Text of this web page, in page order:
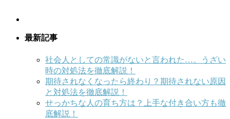
最新記事
社会人としての常識がないと言われた…。うざい
時の対処法を徹底解説！
期待されなくなったら終わり？期待されない原因
と対処法を徹底解説！
せっかちな人の育ち方は？上手な付き合い方も徹
底解説！